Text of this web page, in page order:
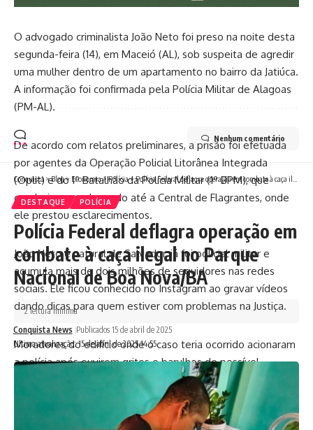
O advogado criminalista João Neto foi preso na noite desta
segunda-feira (14), em Maceió (AL), sob suspeita de agredir
uma mulher dentro de um apartamento no bairro da Jatiúca.
A informação foi confirmada pela Polícia Militar de Alagoas
(PM-AL).
De acordo com relatos preliminares, a prisão foi efetuada
por agentes da Operação Policial Litorânea Integrada
(Oplit) e do 1º Batalhão da Polícia Militar (1º BPM), que
conduziram o advogado até a Central de Flagrantes, onde
ele prestou esclarecimentos.
João Neto é natural de Salvador, já foi policial militar e
acumula mais de dois milhões de seguidores nas redes
sociais. Ele ficou conhecido no Instagram ao gravar vídeos
dando dicas para quem estiver com problemas na Justiça.
Moradores do edifício onde o caso teria ocorrido acionaram
a polícia após ouvirem gritos e barulhos de possível
agressão no interior do imóvel. A vítima foi socorrida e
levada a um hospital da capital alagoana. Em seguida, ela
foi encaminhada à delegacia para prestar depoimento.
Nenhum comentário
Conquista >Blog> Economia>Polícia>Polícia Federal deflagra operação em combate à caça ilegal no Parque Nacional de Boa Nova/BA
DESTAQUE POLÍCIA
Polícia Federal deflagra operação em
combate à caça ilegal no Parque
Nacional de Boa Nova/BA
Ultima atualização: 15 de abril de 2025 14:55
Conquista News Publicados 15 de abril de 2025
2 leitura mínima